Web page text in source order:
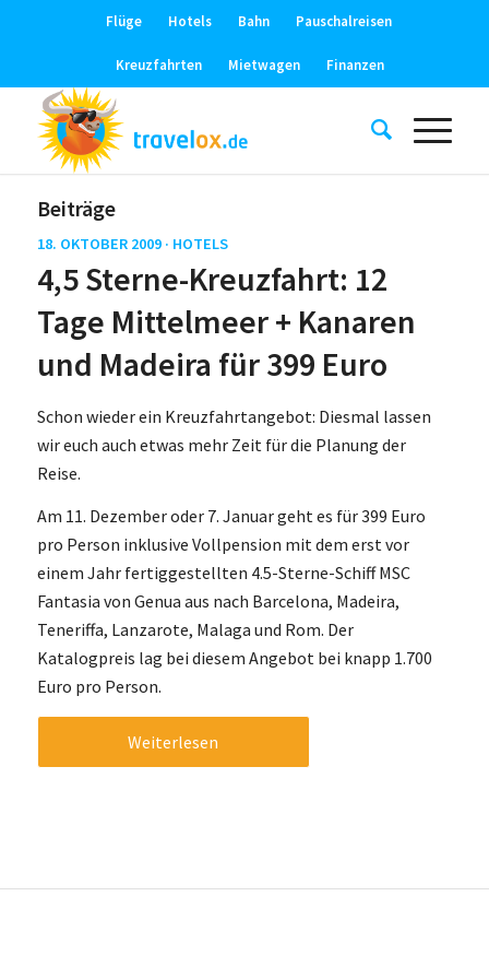
Flüge Hotels Bahn Pauschalreisen
Kreuzfahrten Mietwagen Finanzen
Beiträge
18. OKTOBER 2009 · HOTELS
4,5 Sterne-Kreuzfahrt: 12
Tage Mittelmeer + Kanaren
und Madeira für 399 Euro
Schon wieder ein Kreuzfahrtangebot: Diesmal lassen
wir euch auch etwas mehr Zeit für die Planung der
Reise.
Am 11. Dezember oder 7. Januar geht es für 399 Euro
pro Person inklusive Vollpension mit dem erst vor
einem Jahr fertiggestellten 4.5-Sterne-Schiff MSC
Fantasia von Genua aus nach Barcelona, Madeira,
Teneriffa, Lanzarote, Malaga und Rom. Der
Katalogpreis lag bei diesem Angebot bei knapp 1.700
Euro pro Person.
Weiterlesen